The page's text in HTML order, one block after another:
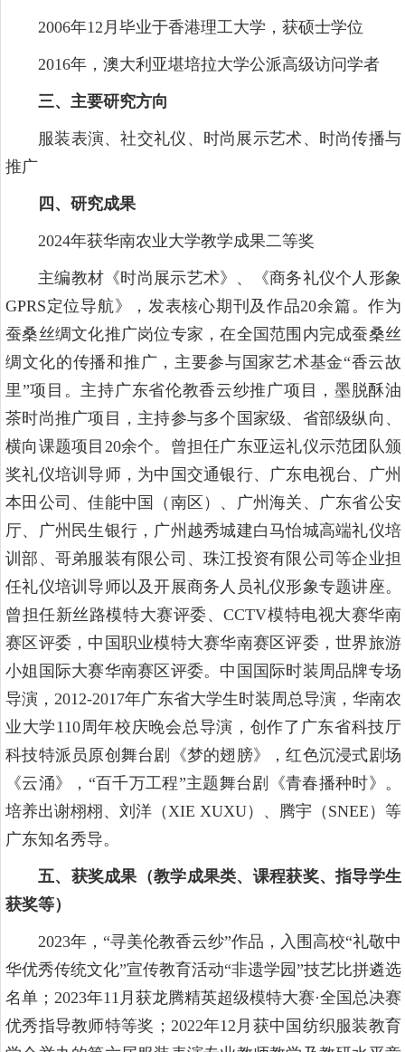
2006年12月毕业于香港理工大学，获硕士学位
2016年，澳大利亚堪培拉大学公派高级访问学者
三、主要研究方向
服装表演、社交礼仪、时尚展示艺术、时尚传播与
推广
四、研究成果
2024年获华南农业大学教学成果二等奖
主编教材《时尚展示艺术》、《商务礼仪个人形象
GPRS定位导航》，发表核心期刊及作品20余篇。作为
蚕桑丝绸文化推广岗位专家，在全国范围内完成蚕桑丝
绸文化的传播和推广，主要参与国家艺术基金“香云故
里”项目。主持广东省伦教香云纱推广项目，墨脱酥油
茶时尚推广项目，主持参与多个国家级、省部级纵向、
横向课题项目20余个。曾担任广东亚运礼仪示范团队颁
奖礼仪培训导师，为中国交通银行、广东电视台、广州
本田公司、佳能中国（南区）、广州海关、广东省公安
厅、广州民生银行，广州越秀城建白马怡城高端礼仪培
训部、哥弟服装有限公司、珠江投资有限公司等企业担
任礼仪培训导师以及开展商务人员礼仪形象专题讲座。
曾担任新丝路模特大赛评委、CCTV模特电视大赛华南
赛区评委，中国职业模特大赛华南赛区评委，世界旅游
小姐国际大赛华南赛区评委。中国国际时装周品牌专场
导演，2012-2017年广东省大学生时装周总导演，华南农
业大学110周年校庆晚会总导演，创作了广东省科技厅
科技特派员原创舞台剧《梦的翅膀》，红色沉浸式剧场
《云涌》，“百千万工程”主题舞台剧《青春播种时》。
培养出谢栩栩、刘洋（XIE XUXU）、腾宇（SNEE）等
广东知名秀导。
五、获奖成果（教学成果类、课程获奖、指导学生
获奖等）
2023年，“寻美伦教香云纱”作品，入围高校“礼敬中
华优秀传统文化”宣传教育活动“非遗学园”技艺比拼遴选
名单；2023年11月获龙腾精英超级模特大赛·全国总决赛
优秀指导教师特等奖；2022年12月获中国纺织服装教育